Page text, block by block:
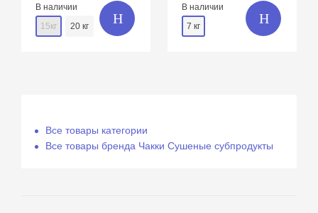
В наличии
15кг
20 кг
В наличии
7 кг
Все товары категории
Все товары бренда Чакки Сушеные субпродукты